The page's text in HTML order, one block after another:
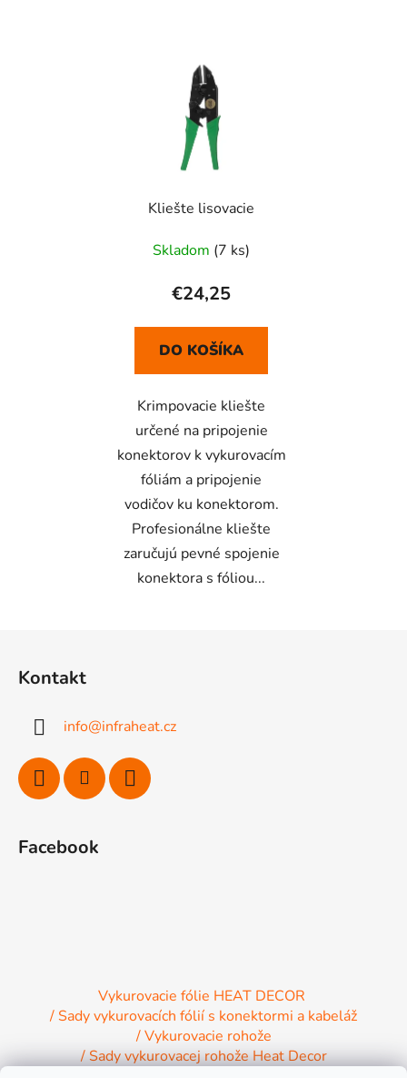
Kliešte lisovacie
Skladom (7 ks)
€24,25
DO KOŠÍKA
Krimpovacie kliešte
určené na pripojenie
konektorov k vykurovacím
fóliám a pripojenie
vodičov ku konektorom.
Profesionálne kliešte
zaručujú pevné spojenie
konektora s fóliou...
Kontakt
info@infraheat.cz
Facebook
Vykurovacie fólie HEAT DECOR
/ Sady vykurovacích fólií s konektormi a kabeláž
/ Vykurovacie rohože
/ Sady vykurovacej rohože Heat Decor